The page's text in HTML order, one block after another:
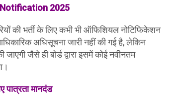
2025
की भर्ती के लिए कभी भी ऑफिशियल नोटिफिकेशन
अधिसूचना जारी नहीं की गई है, लेकिन
जैसे ही बोर्ड द्वारा इसमें कोई नवीनतम
पात्रता मानदंड